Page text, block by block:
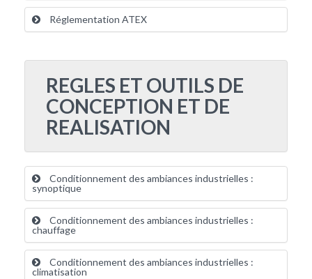
Réglementation ATEX
REGLES ET OUTILS DE
CONCEPTION ET DE
REALISATION
Conditionnement des ambiances industrielles :
synoptique
Conditionnement des ambiances industrielles :
chauffage
Conditionnement des ambiances industrielles :
climatisation